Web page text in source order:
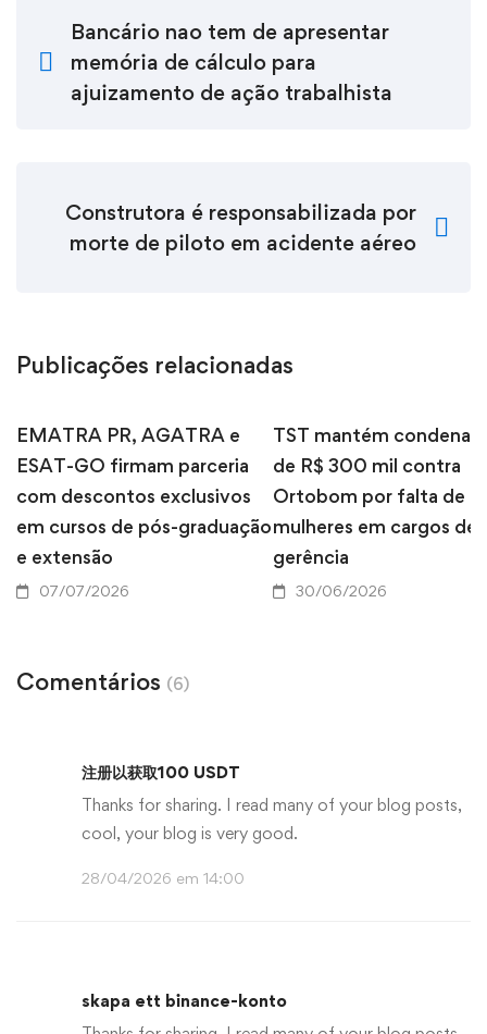
Bancário nao tem de apresentar
memória de cálculo para
ajuizamento de ação trabalhista
Construtora é responsabilizada por
morte de piloto em acidente aéreo
Publicações relacionadas
EMATRA PR, AGATRA e
ESAT-GO firmam parceria
com descontos exclusivos
em cursos de pós-graduação
e extensão
07/07/2026
TST mantém
de R$ 300 mil contra
Ortobom por falta de
mulheres em cargos de
gerência
30/06/2026
Comentários (6)
注册以获取100 USDT
Thanks for sharing. I read many of your blog posts,
cool, your blog is very good.
28/04/2026 em 14:00
skapa ett binance-konto